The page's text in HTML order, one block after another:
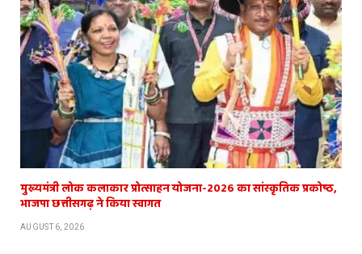
मुख्यमंत्री लोक कलाकार प्रोत्साहन योजना-2026 का सांस्कृतिक प्रकोष्ठ,
भाजपा छत्तीसगढ़ ने किया स्वागत
AUGUST 6, 2026